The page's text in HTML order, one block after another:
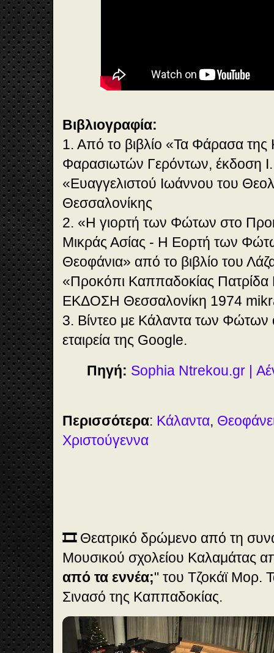
Βιβλιογραφία:
1. Από το βιβλίο «Τα Φάρασα
Φαρασιωτών Γερόντων, έκδοση
«Ευαγγελιστού Ιωάννου του
Θεσσαλονίκης
2. «H γιορτή των Φώτων στο
Μικράς Ασίας - Η Εορτή των
Θεοφάνια» από το βιβλίο του
«Προκόπι Καππαδοκίας
ΕΚΔΟΣΗ Θεσσαλονίκη 1974
3. Βίντεο με Κάλαντα των
εταιρεία της Google.
Πηγή: Sophia Ntrekou.gr |
Περισσότερα: Κάλαντα,
Χριστούγεννα
🎞️ Θεατρικό δρώμενο από τη
Μουσικού σχολείου Καλαμάτας
από τα εννέα;" του Τζοκάϊ Μορ.
Σινασό της Καππαδοκίας.